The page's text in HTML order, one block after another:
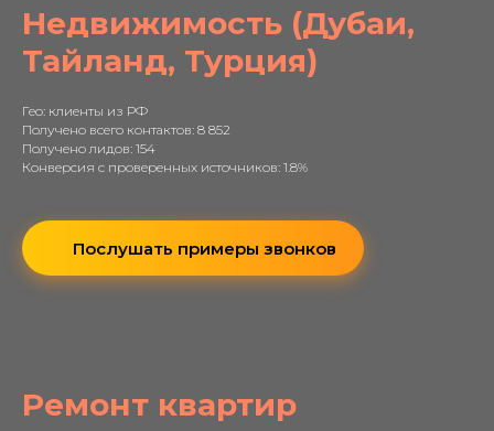
Недвижимость (Дубаи,
Тайланд, Турция)
Гео: клиенты из РФ
Получено всего контактов: 8 852
Получено лидов: 154
Конверсия с проверенных источников: 1.8%
Послушать примеры звонков
Ремонт квартир